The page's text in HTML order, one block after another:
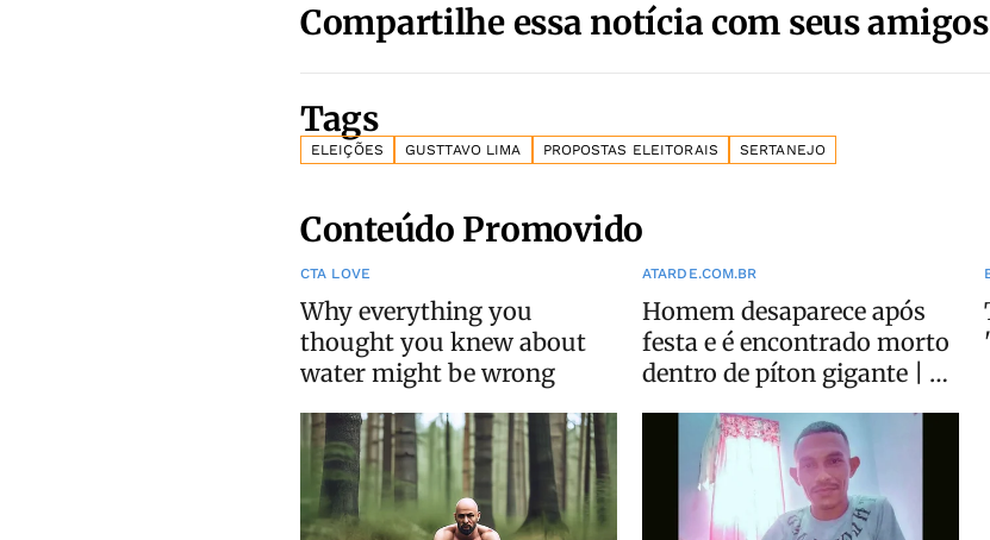
Compartilhe essa notícia com seus amigos
Tags
ELEIÇÕES GUSTTAVO LIMA PROPOSTAS ELEITORAIS SERTANEJO